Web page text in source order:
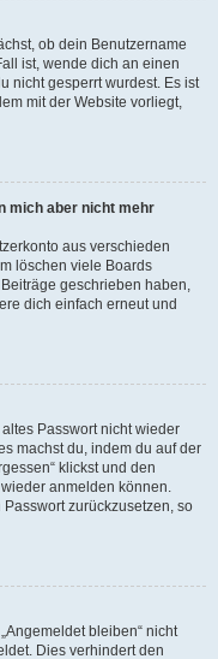
ob dein Benutzername
ist, wende dich an einen
nicht gesperrt wurdest. Es ist
mit der Website vorliegt,
mich aber nicht mehr
aus verschieden
löschen viele Boards
geschrieben haben,
dich einfach erneut und
Passwort nicht wieder
machst du, indem du auf der
klickst und den
anmelden können.
zurückzusetzen, so
bleiben“ nicht
Dies verhindert den